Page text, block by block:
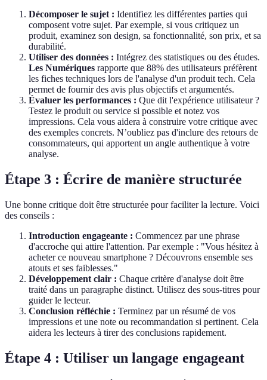
Décomposer le sujet : Identifiez les différentes parties qui
composent votre sujet. Par exemple, si vous critiquez un
produit, examinez son design, sa fonctionnalité, son prix, et sa
durabilité.
Utiliser des données : Intégrez des statistiques ou des études.
Les Numériques rapporte que 88% des utilisateurs préfèrent
les fiches techniques lors de l'analyse d'un produit tech. Cela
permet de fournir des avis plus objectifs et argumentés.
Évaluer les performances : Que dit l'expérience utilisateur ?
Testez le produit ou service si possible et notez vos
impressions. Cela vous aidera à construire votre critique avec
des exemples concrets. N’oubliez pas d'inclure des retours de
consommateurs, qui apportent un angle authentique à votre
analyse.
Étape 3 : Écrire de manière structurée
Une bonne critique doit être structurée pour faciliter la lecture. Voici
des conseils :
Introduction engageante : Commencez par une phrase
d'accroche qui attire l'attention. Par exemple : "Vous hésitez à
acheter ce nouveau smartphone ? Découvrons ensemble ses
atouts et ses faiblesses."
Développement clair : Chaque critère d'analyse doit être
traité dans un paragraphe distinct. Utilisez des sous-titres pour
guider le lecteur.
Conclusion réfléchie : Terminez par un résumé de vos
impressions et une note ou recommandation si pertinent. Cela
aidera les lecteurs à tirer des conclusions rapidement.
Étape 4 : Utiliser un langage engageant